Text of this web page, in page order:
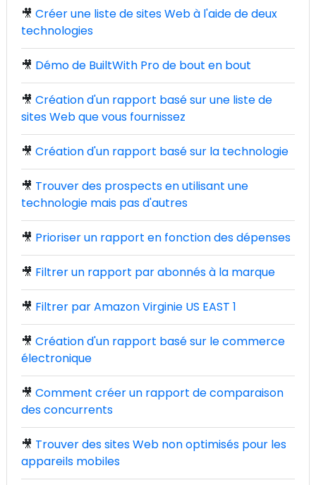
🎥 Créer une liste de sites Web à l'aide de deux
technologies
🎥 Démo de BuiltWith Pro de bout en bout
🎥 Création d'un rapport basé sur une liste de
sites Web que vous fournissez
🎥 Création d'un rapport basé sur la technologie
🎥 Trouver des prospects en utilisant une
technologie mais pas d'autres
🎥 Prioriser un rapport en fonction des dépenses
🎥 Filtrer un rapport par abonnés à la marque
🎥 Filtrer par Amazon Virginie US EAST 1
🎥 Création d'un rapport basé sur le commerce
électronique
🎥 Comment créer un rapport de comparaison
des concurrents
🎥 Trouver des sites Web non optimisés pour les
appareils mobiles